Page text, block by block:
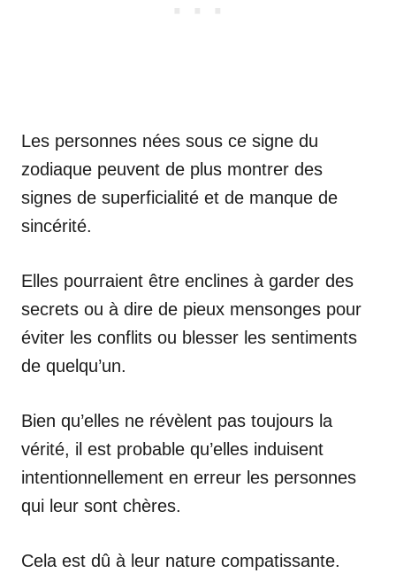
Les personnes nées sous ce signe du
zodiaque peuvent de plus montrer des
signes de superficialité et de manque de
sincérité.
Elles pourraient être enclines à garder des
secrets ou à dire de pieux mensonges pour
éviter les conflits ou blesser les sentiments
de quelqu’un.
Bien qu’elles ne révèlent pas toujours la
vérité, il est probable qu’elles induisent
intentionnellement en erreur les personnes
qui leur sont chères.
Cela est dû à leur nature compatissante.